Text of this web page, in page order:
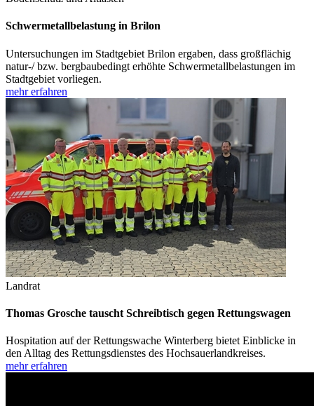
Schwermetallbelastung in Brilon
Untersuchungen im Stadtgebiet Brilon ergaben, dass großflächig
natur-/ bzw. bergbaubedingt erhöhte Schwermetallbelastungen im
Stadtgebiet vorliegen.
mehr erfahren
Landrat
Thomas Grosche tauscht Schreibtisch gegen Rettungswagen
Hospitation auf der Rettungswache Winterberg bietet Einblicke in
den Alltag des Rettungsdienstes des Hochsauerlandkreises.
mehr erfahren